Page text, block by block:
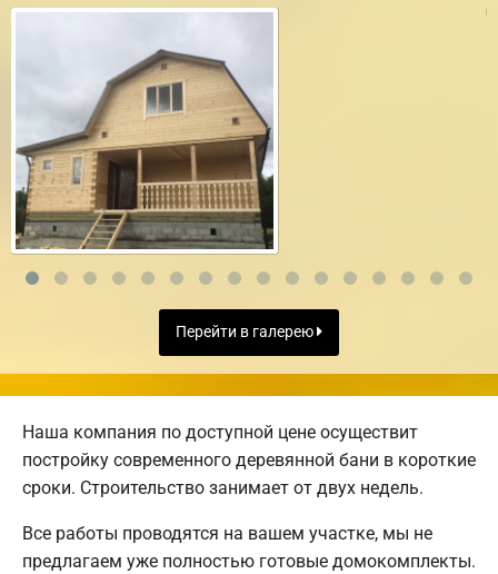
Перейти в галерею
Наша компания по доступной цене осуществит
постройку современного деревянной бани в короткие
сроки. Строительство занимает от двух недель.
Все работы проводятся на вашем участке, мы не
предлагаем уже полностью готовые домокомплекты.